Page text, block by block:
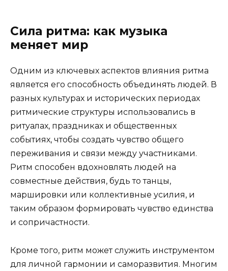
Сила ритма: как музыка
меняет мир
Одним из ключевых аспектов влияния ритма
является его способность объединять людей. В
разных культурах и исторических периодах
ритмические структуры использовались в
ритуалах, праздниках и общественных
событиях, чтобы создать чувство общего
переживания и связи между участниками.
Ритм способен вдохновлять людей на
совместные действия, будь то танцы,
маршировки или коллективные усилия, и
таким образом формировать чувство единства
и сопричастности.
Кроме того, ритм может служить инструментом
для личной гармонии и саморазвития. Многим